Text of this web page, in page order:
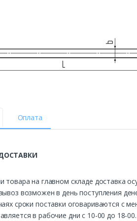
Оплата
товара на главном складе доставка
возможен в день поступления
сроки поставки оговариваются с
в рабочие дни с 10-00 до 18-